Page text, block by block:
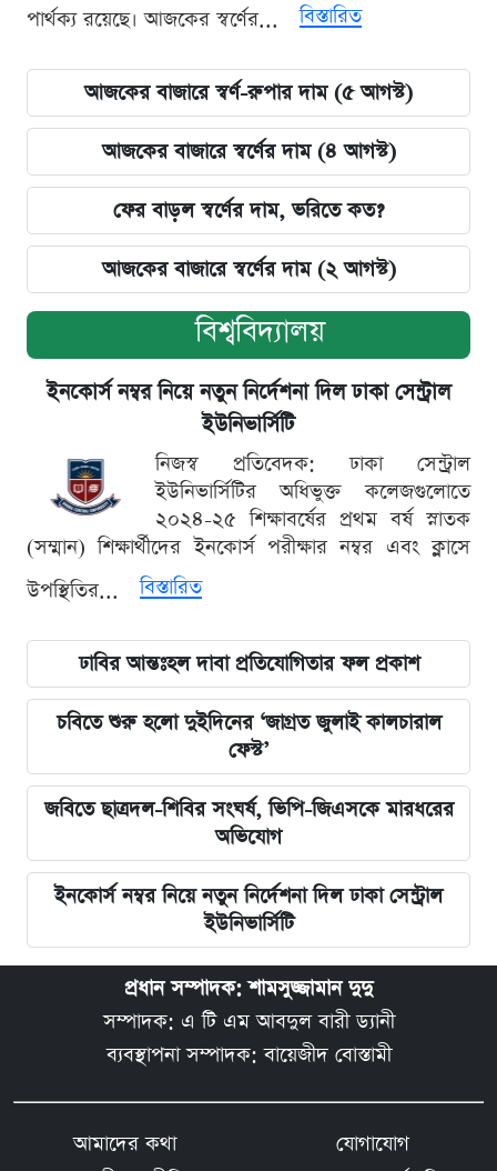
পার্থক্য রয়েছে। আজকের স্বর্ণের...
বিস্তারিত
আজকের বাজারে স্বর্ণ-রুপার দাম (৫ আগস্ট)
আজকের বাজারে স্বর্ণের দাম (৪ আগস্ট)
ফের বাড়ল স্বর্ণের দাম, ভরিতে কত?
আজকের বাজারে স্বর্ণের দাম (২ আগস্ট)
বিশ্ববিদ্যালয়
ইনকোর্স নম্বর নিয়ে নতুন নির্দেশনা দিল ঢাকা সেন্ট্রাল
ইউনিভার্সিটি
নিজস্ব প্রতিবেদক: ঢাকা সেন্ট্রাল
ইউনিভার্সিটির অধিভুক্ত কলেজগুলোতে
২০২৪-২৫ শিক্ষাবর্ষের প্রথম বর্ষ স্নাতক
(সম্মান) শিক্ষার্থীদের ইনকোর্স পরীক্ষার নম্বর এবং ক্লাসে
উপস্থিতির...
বিস্তারিত
ঢাবির আন্তঃহল দাবা প্রতিযোগিতার ফল প্রকাশ
চবিতে শুরু হলো দুইদিনের ‘জাগ্রত জুলাই কালচারাল
ফেস্ট’
জবিতে ছাত্রদল-শিবির সংঘর্ষ, ভিপি-জিএসকে মারধরের
অভিযোগ
ইনকোর্স নম্বর নিয়ে নতুন নির্দেশনা দিল ঢাকা সেন্ট্রাল
ইউনিভার্সিটি
প্রধান সম্পাদক: শামসুজ্জামান দুদু
সম্পাদক: এ টি এম আবদুল বারী ড্যানী
ব্যবস্থাপনা সম্পাদক: বায়েজীদ বোস্তামী
আমাদের কথা
যোগাযোগ